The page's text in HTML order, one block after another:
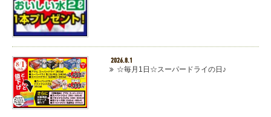
2026.8.1
☆毎月1日☆スーパードライの日♪